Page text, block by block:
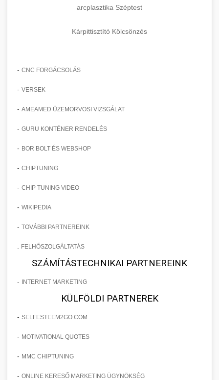
arcplasztika Széptest
Kárpittisztító Kölcsönzés
- CNC FORGÁCSOLÁS
- VERSEK
- AMEAMED ÜZEMORVOSI VIZSGÁLAT
- GURU KONTÉNER RENDELÉS
- BOR BOLT ÉS WEBSHOP
- CHIPTUNING
- CHIP TUNING VIDEO
- WIKIPEDIA
- TOVÁBBI PARTNEREINK
FELHŐSZOLGÁLTATÁS
SZÁMÍTÁSTECHNIKAI PARTNEREINK
- INTERNET MARKETING
KÜLFÖLDI PARTNEREK
- SELFESTEEM2GO.COM
- MOTIVATIONAL QUOTES
- MMC CHIPTUNING
- ONLINE KERESŐ MARKETING ÜGYNÖKSÉG